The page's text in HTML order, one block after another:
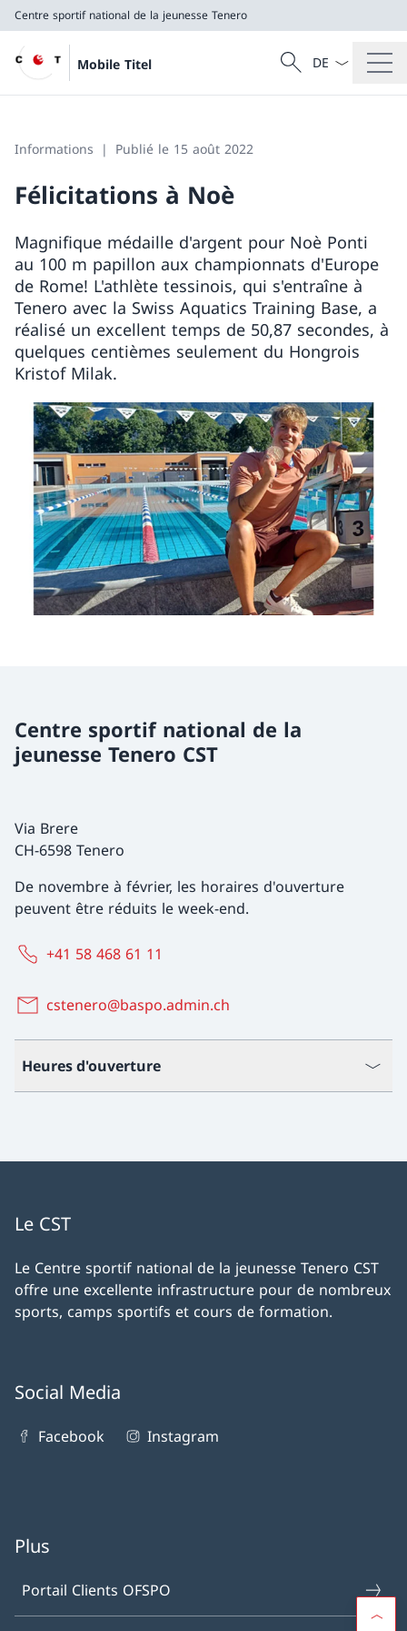
Centre sportif national de la jeunesse Tenero
Mobile Titel
Recherche
Recherche
La langue
Informations Publié le 15 août 2022
Félicitations à Noè
Magnifique médaille d'argent pour Noè Ponti
au 100 m papillon aux championnats d'Europe
de Rome! L'athlète tessinois, qui s'entraîne à
Tenero avec la Swiss Aquatics Training Base, a
réalisé un excellent temps de 50,87 secondes, à
quelques centièmes seulement du Hongrois
Kristof Milak.
Centre sportif national de la
jeunesse Tenero CST
Via Brere
CH-6598 Tenero
De novembre à février, les horaires d'ouverture
peuvent être réduits le week-end.
+41 58 468 61 11
cstenero@baspo.admin.ch
Heures d'ouverture
Le CST
Le Centre sportif national de la jeunesse Tenero CST
offre une excellente infrastructure pour de nombreux
sports, camps sportifs et cours de formation.
Social Media
Facebook Instagram
Plus
Portail Clients OFSPO